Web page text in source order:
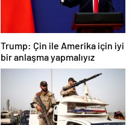
Trump: Çin ile Amerika için iyi
bir anlaşma yapmalıyız